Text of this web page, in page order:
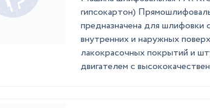
гипсокартон)
предназначена для шлифовки
внутренних и наружных
лакокрасочных покрытий и
двигателем с